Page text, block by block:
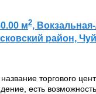
м2,
район,
торгового
есть